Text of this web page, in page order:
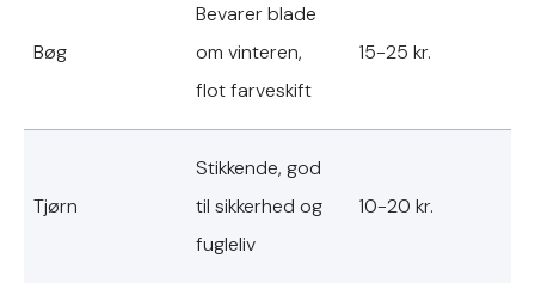
Bøg
Bevarer blade
om vinteren,
flot farveskift
15-25 kr.
Tjørn
Stikkende, god
til sikkerhed og
fugleliv
10-20 kr.